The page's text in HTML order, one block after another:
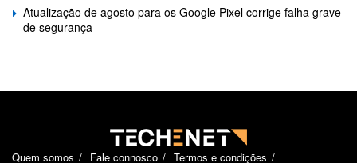
Atualização de agosto para os Google Pixel corrige falha grave
de segurança
Quem somos Fale connosco Termos e condições